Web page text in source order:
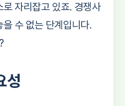
자리잡고 있죠. 경쟁사
수 없는 단계입니다.
성